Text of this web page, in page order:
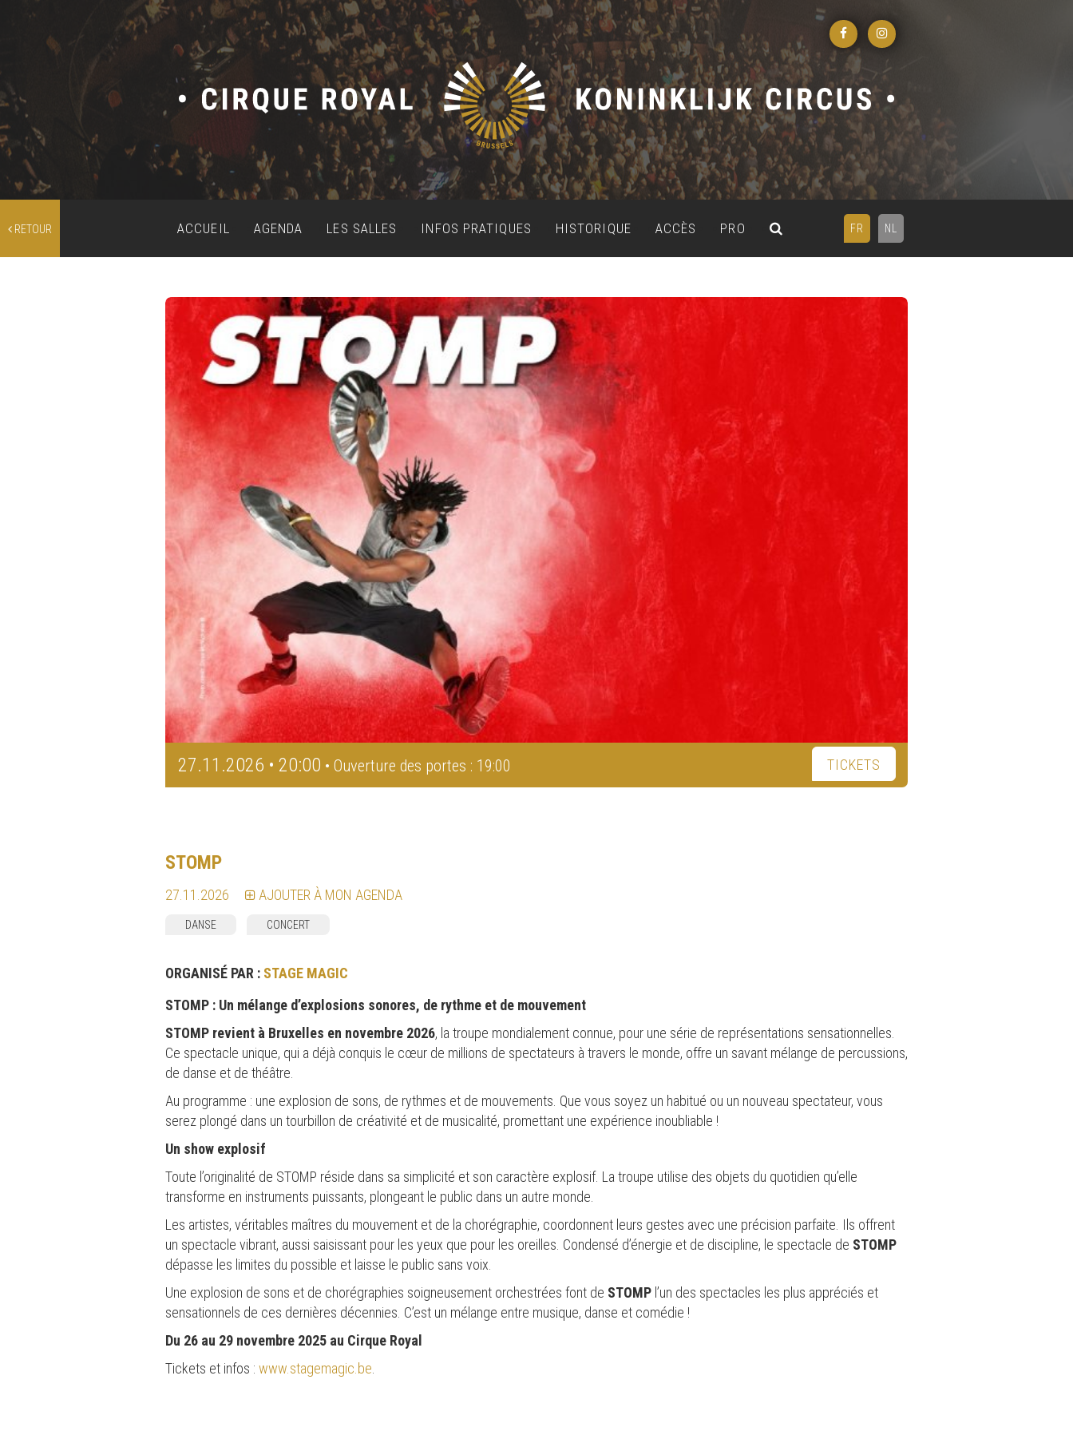
RETOUR FR NL
ACCUEIL AGENDA LES SALLES INFOS PRATIQUES HISTORIQUE ACCÈS PRO
27.11.2026 • 20:00 • Ouverture des portes : 19:00 TICKETS
STOMP
27.11.2026 AJOUTER À MON AGENDA
DANSE CONCERT
ORGANISÉ PAR : STAGE MAGIC
STOMP : Un mélange d’explosions sonores, de rythme et de mouvement
STOMP revient à Bruxelles en novembre 2026, la troupe mondialement connue, pour une série de représentations sensationnelles.
Ce spectacle unique, qui a déjà conquis le cœur de millions de spectateurs à travers le monde, offre un savant mélange de percussions,
de danse et de théâtre.
Au programme : une explosion de sons, de rythmes et de mouvements. Que vous soyez un habitué ou un nouveau spectateur, vous
serez plongé dans un tourbillon de créativité et de musicalité, promettant une expérience inoubliable !
Un show explosif
Toute l’originalité de STOMP réside dans sa simplicité et son caractère explosif. La troupe utilise des objets du quotidien qu’elle
transforme en instruments puissants, plongeant le public dans un autre monde.
Les artistes, véritables maîtres du mouvement et de la chorégraphie, coordonnent leurs gestes avec une précision parfaite. Ils offrent
un spectacle vibrant, aussi saisissant pour les yeux que pour les oreilles. Condensé d’énergie et de discipline, le spectacle de STOMP
dépasse les limites du possible et laisse le public sans voix.
Une explosion de sons et de chorégraphies soigneusement orchestrées font de STOMP l’un des spectacles les plus appréciés et
sensationnels de ces dernières décennies. C’est un mélange entre musique, danse et comédie !
Du 26 au 29 novembre 2025 au Cirque Royal
Tickets et infos : www.stagemagic.be